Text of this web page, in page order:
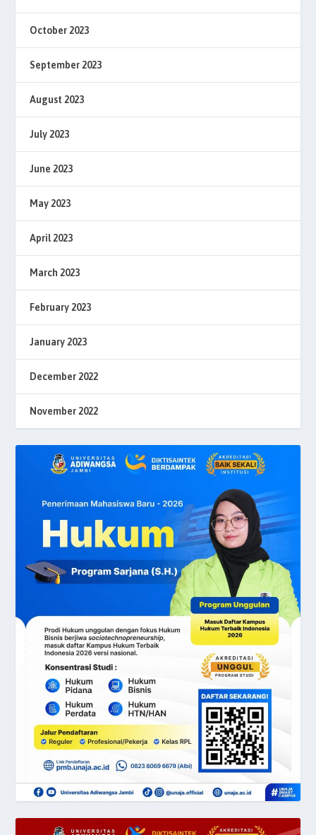
October 2023
September 2023
August 2023
July 2023
June 2023
May 2023
April 2023
March 2023
February 2023
January 2023
December 2022
November 2022